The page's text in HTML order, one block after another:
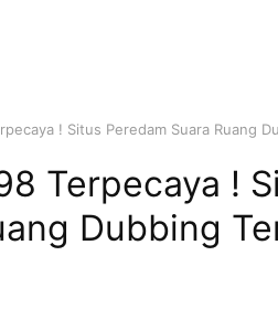
! Situs Peredam Suara Ruang
Terpecaya !
Dubbing